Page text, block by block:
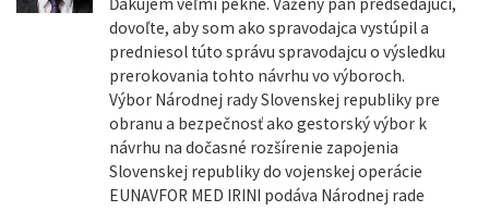
dovoľte, aby som ako spravodajca vystúpil a
predniesol túto správu spravodajcu o výsledku
prerokovania tohto návrhu vo výboroch.
Výbor Národnej rady Slovenskej republiky pre
obranu a bezpečnosť ako gestorský výbor k
návrhu na dočasné rozšírenie zapojenia
Slovenskej republiky do vojenskej operácie
EUNAVFOR MED IRINI podáva Národnej rade